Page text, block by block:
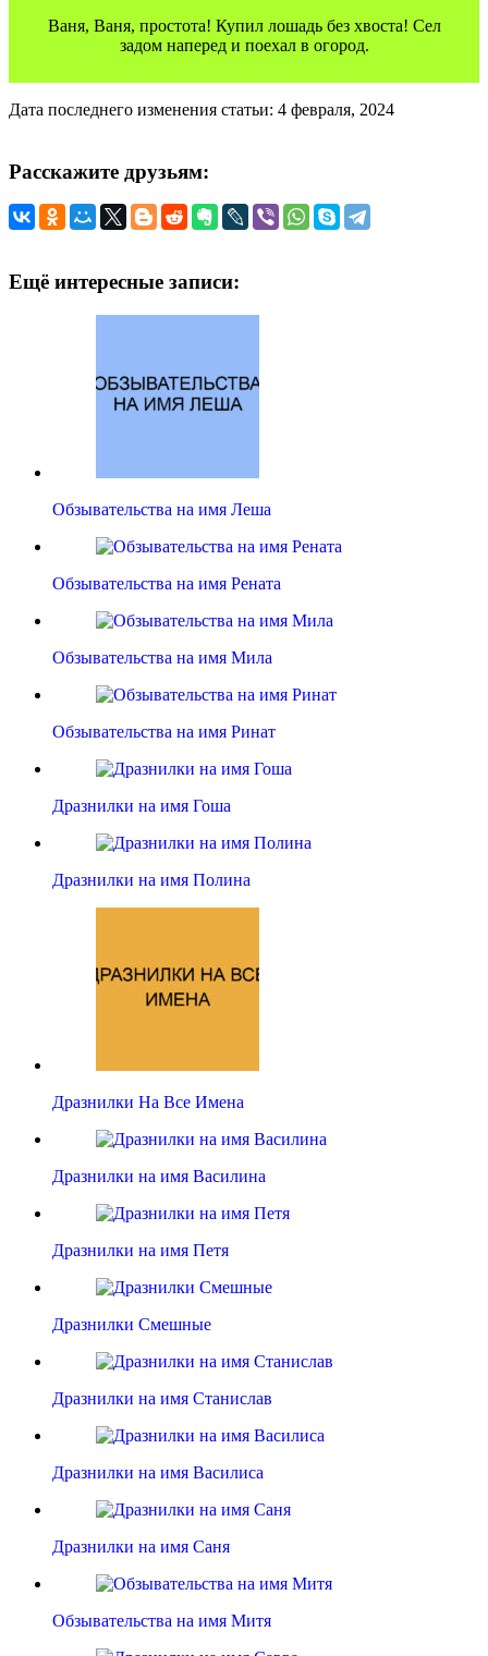
Ваня, Ваня, простота! Купил лошадь без хвоста! Сел
задом наперед и поехал в огород.
Дата последнего изменения статьи: 4 февраля, 2024
Расскажите друзьям:
Ещё интересные записи:
Обзывательства на имя Леша
Обзывательства на имя Рената
Обзывательства на имя Мила
Обзывательства на имя Ринат
Дразнилки на имя Гоша
Дразнилки на имя Полина
Дразнилки На Все Имена
Дразнилки на имя Василина
Дразнилки на имя Петя
Дразнилки Смешные
Дразнилки на имя Станислав
Дразнилки на имя Василиса
Дразнилки на имя Саня
Обзывательства на имя Митя